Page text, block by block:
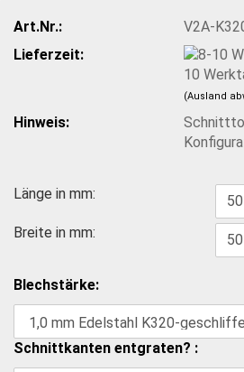
Art.Nr.:
V2A-
Lieferzeit:
10
(Ausland
Hinweis:
Länge in mm:
Breite in mm:
Blechstärke:
Schnittkanten entgraten? :